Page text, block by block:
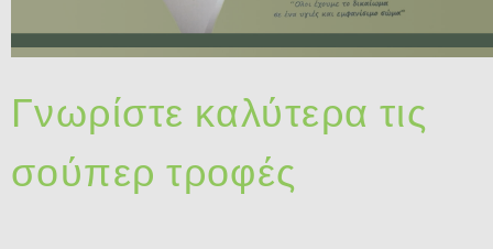
Γνωρίστε καλύτερα τις
σούπερ τροφές